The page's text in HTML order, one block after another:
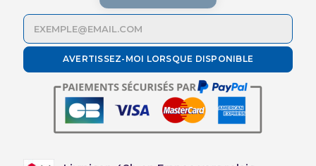
AVERTISSEZ-MOI LORSQUE DISPONIBLE